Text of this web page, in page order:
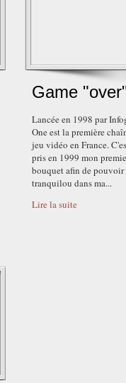
Game
Lancée en 1998 par
One est la première
jeu vidéo en France.
pris en 1999 mon
bouquet afin de pouvoir
tranquilou dans ma...
Lire la suite